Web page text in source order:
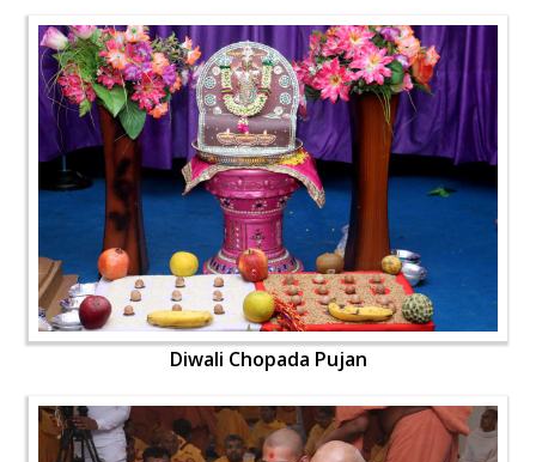
Diwali Chopada Pujan